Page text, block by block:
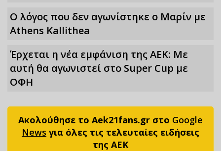
Ο λόγος που δεν αγωνίστηκε ο Μαρίν με
Athens Kallithea
Έρχεται η νέα εμφάνιση της ΑΕΚ: Με
αυτή θα αγωνιστεί στο Super Cup με
ΟΦΗ
Ακολούθησε το Aek21fans.gr στο Google
News για όλες τις τελευταίες ειδήσεις
της ΑΕΚ